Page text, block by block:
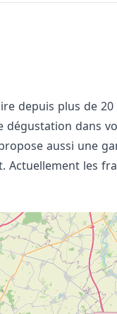
depuis plus de
dans
aussi une
les